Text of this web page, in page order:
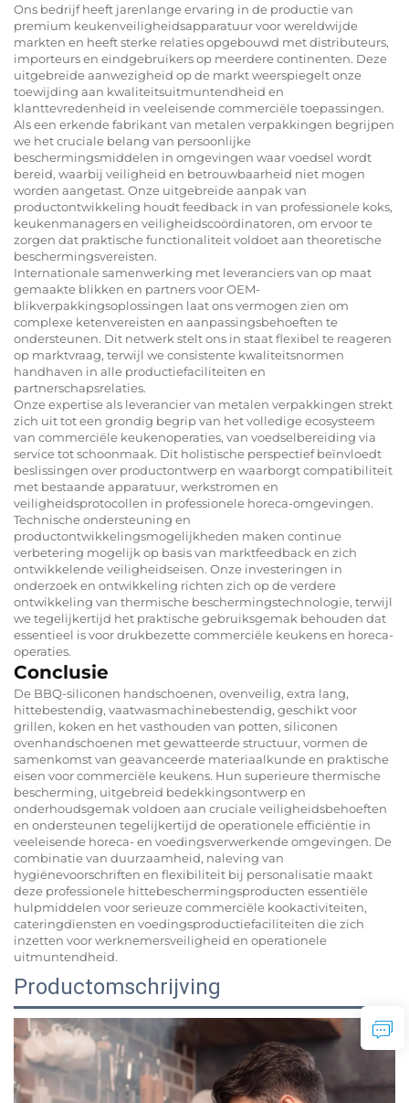
Ons bedrijf heeft jarenlange ervaring in de productie van
premium keukenveiligheidsapparatuur voor wereldwijde
markten en heeft sterke relaties opgebouwd met distributeurs,
importeurs en eindgebruikers op meerdere continenten. Deze
uitgebreide aanwezigheid op de markt weerspiegelt onze
toewijding aan kwaliteitsuitmuntendheid en
klanttevredenheid in veeleisende commerciële toepassingen.
Als een erkende fabrikant van metalen verpakkingen begrijpen
we het cruciale belang van persoonlijke
beschermingsmiddelen in omgevingen waar voedsel wordt
bereid, waarbij veiligheid en betrouwbaarheid niet mogen
worden aangetast. Onze uitgebreide aanpak van
productontwikkeling houdt feedback in van professionele koks,
keukenmanagers en veiligheidscoördinatoren, om ervoor te
zorgen dat praktische functionaliteit voldoet aan theoretische
beschermingsvereisten.
Internationale samenwerking met leveranciers van op maat
gemaakte blikken en partners voor OEM-
blikverpakkingsoplossingen laat ons vermogen zien om
complexe ketenvereisten en aanpassingsbehoeften te
ondersteunen. Dit netwerk stelt ons in staat flexibel te reageren
op marktvraag, terwijl we consistente kwaliteitsnormen
handhaven in alle productiefaciliteiten en
partnerschapsrelaties.
Onze expertise als leverancier van metalen verpakkingen strekt
zich uit tot een grondig begrip van het volledige ecosysteem
van commerciële keukenoperaties, van voedselbereiding via
service tot schoonmaak. Dit holistische perspectief beïnvloedt
beslissingen over productontwerp en waarborgt compatibiliteit
met bestaande apparatuur, werkstromen en
veiligheidsprotocollen in professionele horeca-omgevingen.
Technische ondersteuning en
productontwikkelingsmogelijkheden maken continue
verbetering mogelijk op basis van marktfeedback en zich
ontwikkelende veiligheidseisen. Onze investeringen in
onderzoek en ontwikkeling richten zich op de verdere
ontwikkeling van thermische beschermingstechnologie, terwijl
we tegelijkertijd het praktische gebruiksgemak behouden dat
essentieel is voor drukbezette commerciële keukens en horeca-
operaties.
Conclusie
De BBQ-siliconen handschoenen, ovenveilig, extra lang,
hittebestendig, vaatwasmachinebestendig, geschikt voor
grillen, koken en het vasthouden van potten, siliconen
ovenhandschoenen met gewatteerde structuur, vormen de
samenkomst van geavanceerde materiaalkunde en praktische
eisen voor commerciële keukens. Hun superieure thermische
bescherming, uitgebreid bedekkingsontwerp en
onderhoudsgemak voldoen aan cruciale veiligheidsbehoeften
en ondersteunen tegelijkertijd de operationele efficiëntie in
veeleisende horeca- en voedingsverwerkende omgevingen. De
combinatie van duurzaamheid, naleving van
hygiënevoorschriften en flexibiliteit bij personalisatie maakt
deze professionele hittebeschermingsproducten essentiële
hulpmiddelen voor serieuze commerciële kookactiviteiten,
cateringdiensten en voedingsproductiefaciliteiten die zich
inzetten voor werknemersveiligheid en operationele
uitmuntendheid.
Productomschrijving